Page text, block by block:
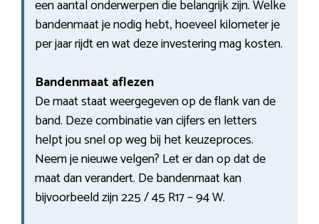
een aantal onderwerpen die belangrijk zijn. Welke
bandenmaat je nodig hebt, hoeveel kilometer je
per jaar rijdt en wat deze investering mag kosten.
Bandenmaat aflezen
De maat staat weergegeven op de flank van de
band. Deze combinatie van cijfers en letters
helpt jou snel op weg bij het keuzeproces.
Neem je nieuwe velgen? Let er dan op dat de
maat dan verandert. De bandenmaat kan
bijvoorbeeld zijn 225 / 45 R17 – 94 W.